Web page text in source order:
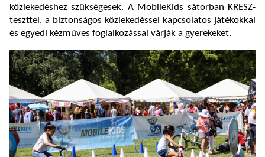
közlekedéshez szükségesek. A MobileKids sátorban KRESZ-
teszttel, a biztonságos közlekedéssel kapcsolatos játékokkal
és egyedi kézműves foglalkozással várják a gyerekeket.